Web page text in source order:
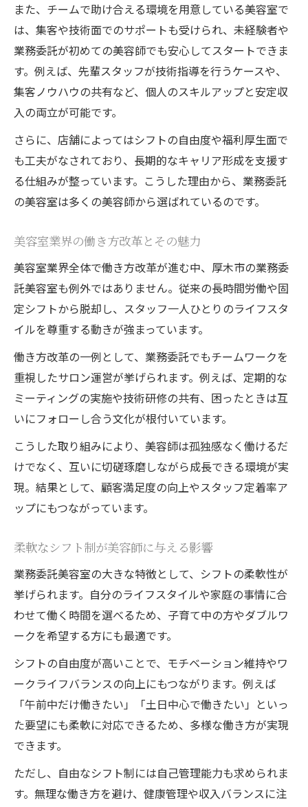
業務委託美容師の歩合と手取りの仕組み解
説
美容室で高収入を目指す働き方のポイント
業務委託でも安定収入が見込める理由とは
美容師が知るべき業務委託の報酬システム
美容室業務委託で成功するための働き方改
革
業務委託美容師が実践するスキルアップ法
業務委託美容師の成長を支える環境づくり
美容室で輝くための自己ブランディング術
また、チームで助け合える環境を用意している美容室で
は、集客や技術面でのサポートも受けられ、未経験者や
業務委託が初めての美容師でも安心してスタートできま
す。例えば、先輩スタッフが技術指導を行うケースや、
集客ノウハウの共有など、個人のスキルアップと安定収
入の両立が可能です。
さらに、店舗によってはシフトの自由度や福利厚生面で
も工夫がなされており、長期的なキャリア形成を支援す
る仕組みが整っています。こうした理由から、業務委託
の美容室は多くの美容師から選ばれているのです。
美容室業界の働き方改革とその魅力
美容室業界全体で働き方改革が進む中、厚木市の業務委
託美容室も例外ではありません。従来の長時間労働や固
定シフトから脱却し、スタッフ一人ひとりのライフスタ
イルを尊重する動きが強まっています。
働き方改革の一例として、業務委託でもチームワークを
重視したサロン運営が挙げられます。例えば、定期的な
ミーティングの実施や技術研修の共有、困ったときは互
いにフォローし合う文化が根付いています。
こうした取り組みにより、美容師は孤独感なく働けるだ
けでなく、互いに切磋琢磨しながら成長できる環境が実
現。結果として、顧客満足度の向上やスタッフ定着率ア
ップにもつながっています。
柔軟なシフト制が美容師に与える影響
業務委託美容室の大きな特徴として、シフトの柔軟性が
挙げられます。自分のライフスタイルや家庭の事情に合
わせて働く時間を選べるため、子育て中の方やダブルワ
ークを希望する方にも最適です。
シフトの自由度が高いことで、モチベーション維持やワ
ークライフバランスの向上にもつながります。例えば
「午前中だけ働きたい」「土日中心で働きたい」といっ
た要望にも柔軟に対応できるため、多様な働き方が実現
できます。
ただし、自由なシフト制には自己管理能力も求められま
す。無理な働き方を避け、健康管理や収入バランスに注